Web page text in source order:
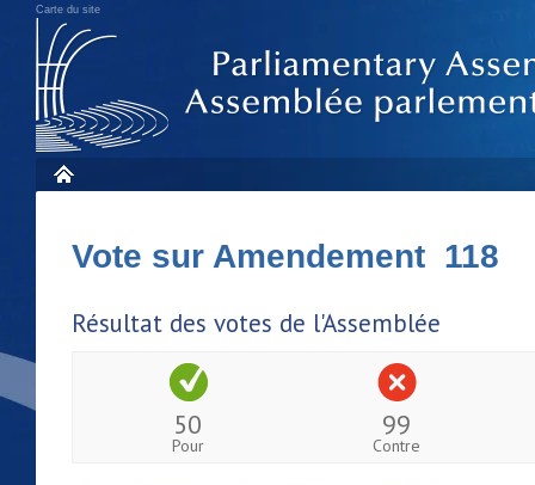
Carte du site
Vote sur Amendement 118
Résultat des votes de l'Assemblée
50
Pour
99
Contre